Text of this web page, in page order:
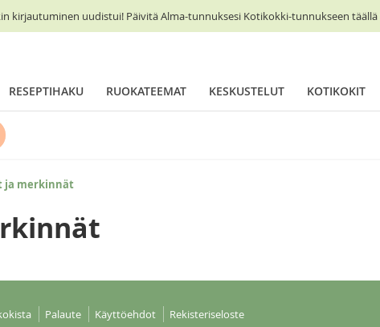
kirjautuminen uudistui! Päivitä Alma-tunnuksesi Kotikokki-tunnukseen täällä
RESEPTIHAKU RUOKATEEMAT KESKUSTELUT KOTIKOKIT
ja merkinnät
Palaute Käyttöehdot
Rekisteriseloste